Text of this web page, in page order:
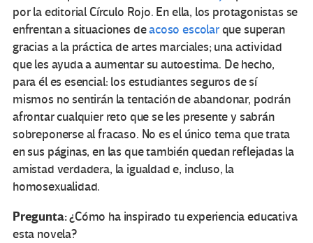
por la editorial Círculo Rojo. En ella, los protagonistas se
enfrentan a situaciones deacoso escolarque superan
gracias a la práctica de artes marciales; una actividad
que les ayuda a aumentar su autoestima. De hecho,
para él es esencial: los estudiantes seguros de sí
mismos no sentirán la tentación de abandonar, podrán
afrontar cualquier reto que se les presente y sabrán
sobreponerse al fracaso. No es el único tema que trata
en sus páginas, en las que también quedan reflejadas la
amistad verdadera, la igualdad e, incluso, la
homosexualidad.
Pregunta:¿Cómo ha inspirado tu experiencia educativa
esta novela?